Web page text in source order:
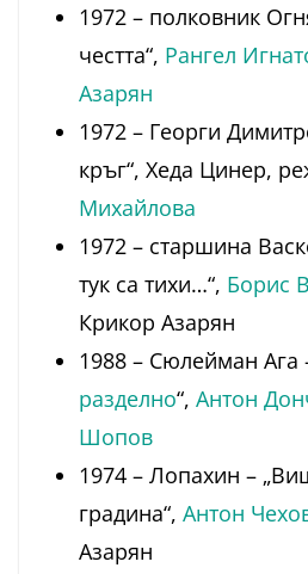
1972 – полковник
честта“, Рангел
Азарян
1972 – Георги
кръг“, Хеда Цинер,
Михайлова
1972 – старшина
тук са тихи…“, Борис
Крикор Азарян
1988 – Сюлейман Ага
разделно“, Антон
Шопов
1974 – Лопахин –
градина“, Антон
Азарян